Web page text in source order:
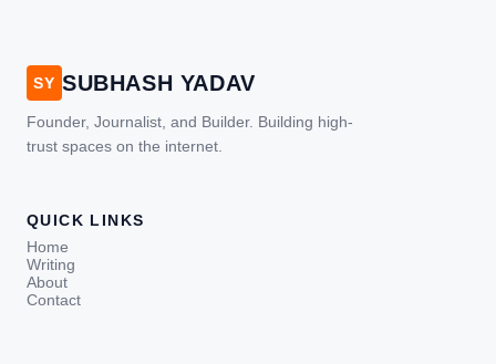
SY SUBHASH YADAV
Founder, Journalist, and Builder. Building high-
trust spaces on the internet.
QUICK LINKS
Home
Writing
About
Contact